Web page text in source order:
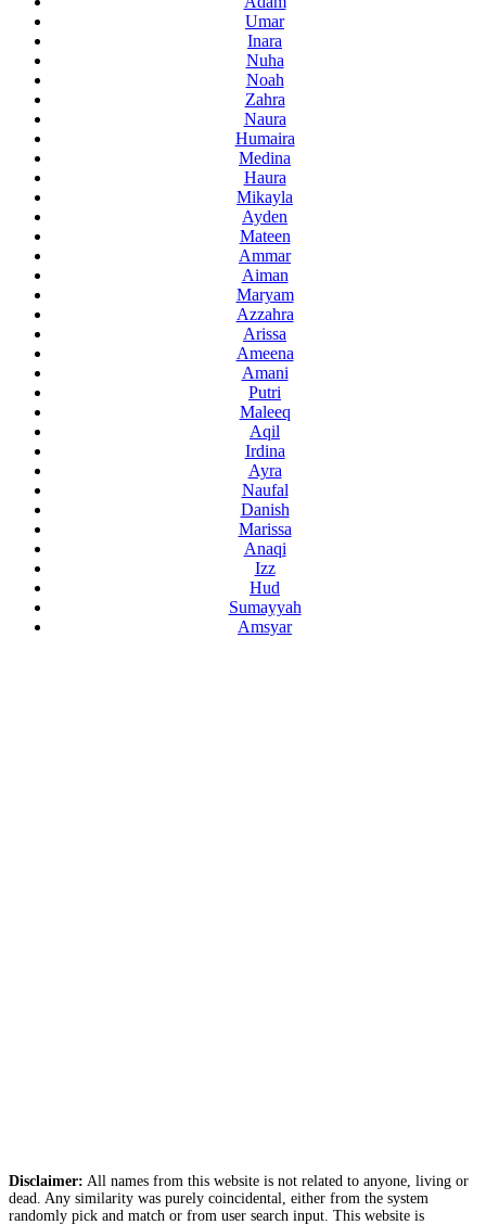
Umar
Inara
Nuha
Noah
Zahra
Naura
Humaira
Medina
Haura
Mikayla
Ayden
Mateen
Ammar
Aiman
Maryam
Azzahra
Arissa
Ameena
Amani
Putri
Maleeq
Aqil
Irdina
Ayra
Naufal
Danish
Marissa
Anaqi
Izz
Hud
Sumayyah
Amsyar
Disclaimer: All names from this website is not related to anyone, living or
dead. Any similarity was purely coincidental, either from the system
randomly pick and match or from user search input. This website is